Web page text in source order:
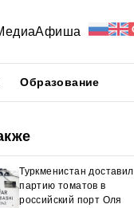
Афиша
Образование
Туркменистан доставил
партию томатов в
российский порт Оля